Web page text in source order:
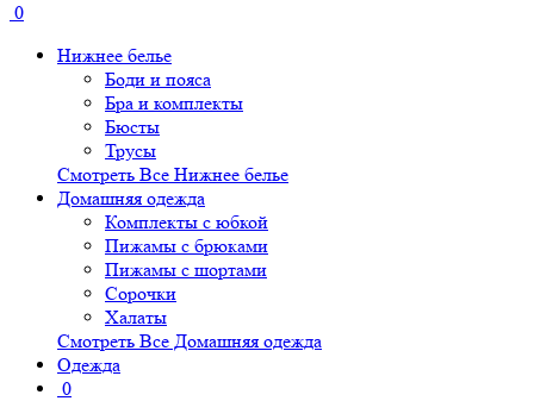
0
Нижнее белье
Боди и пояса
Бра и комплекты
Бюсты
Трусы
Смотреть Все Нижнее белье
Домашняя одежда
Комплекты с юбкой
Пижамы с брюками
Пижамы с шортами
Сорочки
Халаты
Смотреть Все Домашняя одежда
Одежда
0